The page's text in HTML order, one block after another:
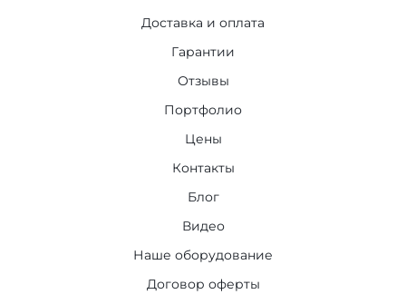
Доставка и оплата
Гарантии
Отзывы
Портфолио
Цены
Контакты
Блог
Видео
Наше оборудование
Договор оферты